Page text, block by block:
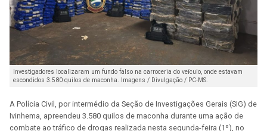
Investigadores localizaram um fundo falso na carroceria do veículo, onde estavam
escondidos 3.580 quilos de maconha. Imagens / Divulgação / PC-MS.
A Polícia Civil, por intermédio da Seção de Investigações Gerais (SIG) de
Ivinhema, apreendeu 3.580 quilos de maconha durante uma ação de
combate ao tráfico de drogas realizada nesta segunda-feira (1º), no